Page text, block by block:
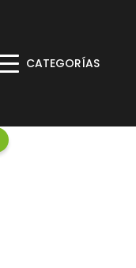
CATEGORÍAS